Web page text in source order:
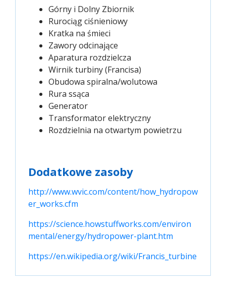
Górny i Dolny Zbiornik
Rurociąg ciśnieniowy
Kratka na śmieci
Zawory odcinające
Aparatura rozdzielcza
Wirnik turbiny (Francisa)
Obudowa spiralna/wolutowa
Rura ssąca
Generator
Transformator elektryczny
Rozdzielnia na otwartym powietrzu
Dodatkowe zasoby
http://www.wvic.com/content/how_hydropow
er_works.cfm
https://science.howstuffworks.com/environ
mental/energy/hydropower-plant.htm
https://en.wikipedia.org/wiki/Francis_turbine